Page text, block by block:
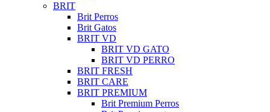
BRIT
Brit Perros
Brit Gatos
BRIT VD
BRIT VD GATO
BRIT VD PERRO
BRIT FRESH
BRIT CARE
BRIT PREMIUM
Brit Premium Perros